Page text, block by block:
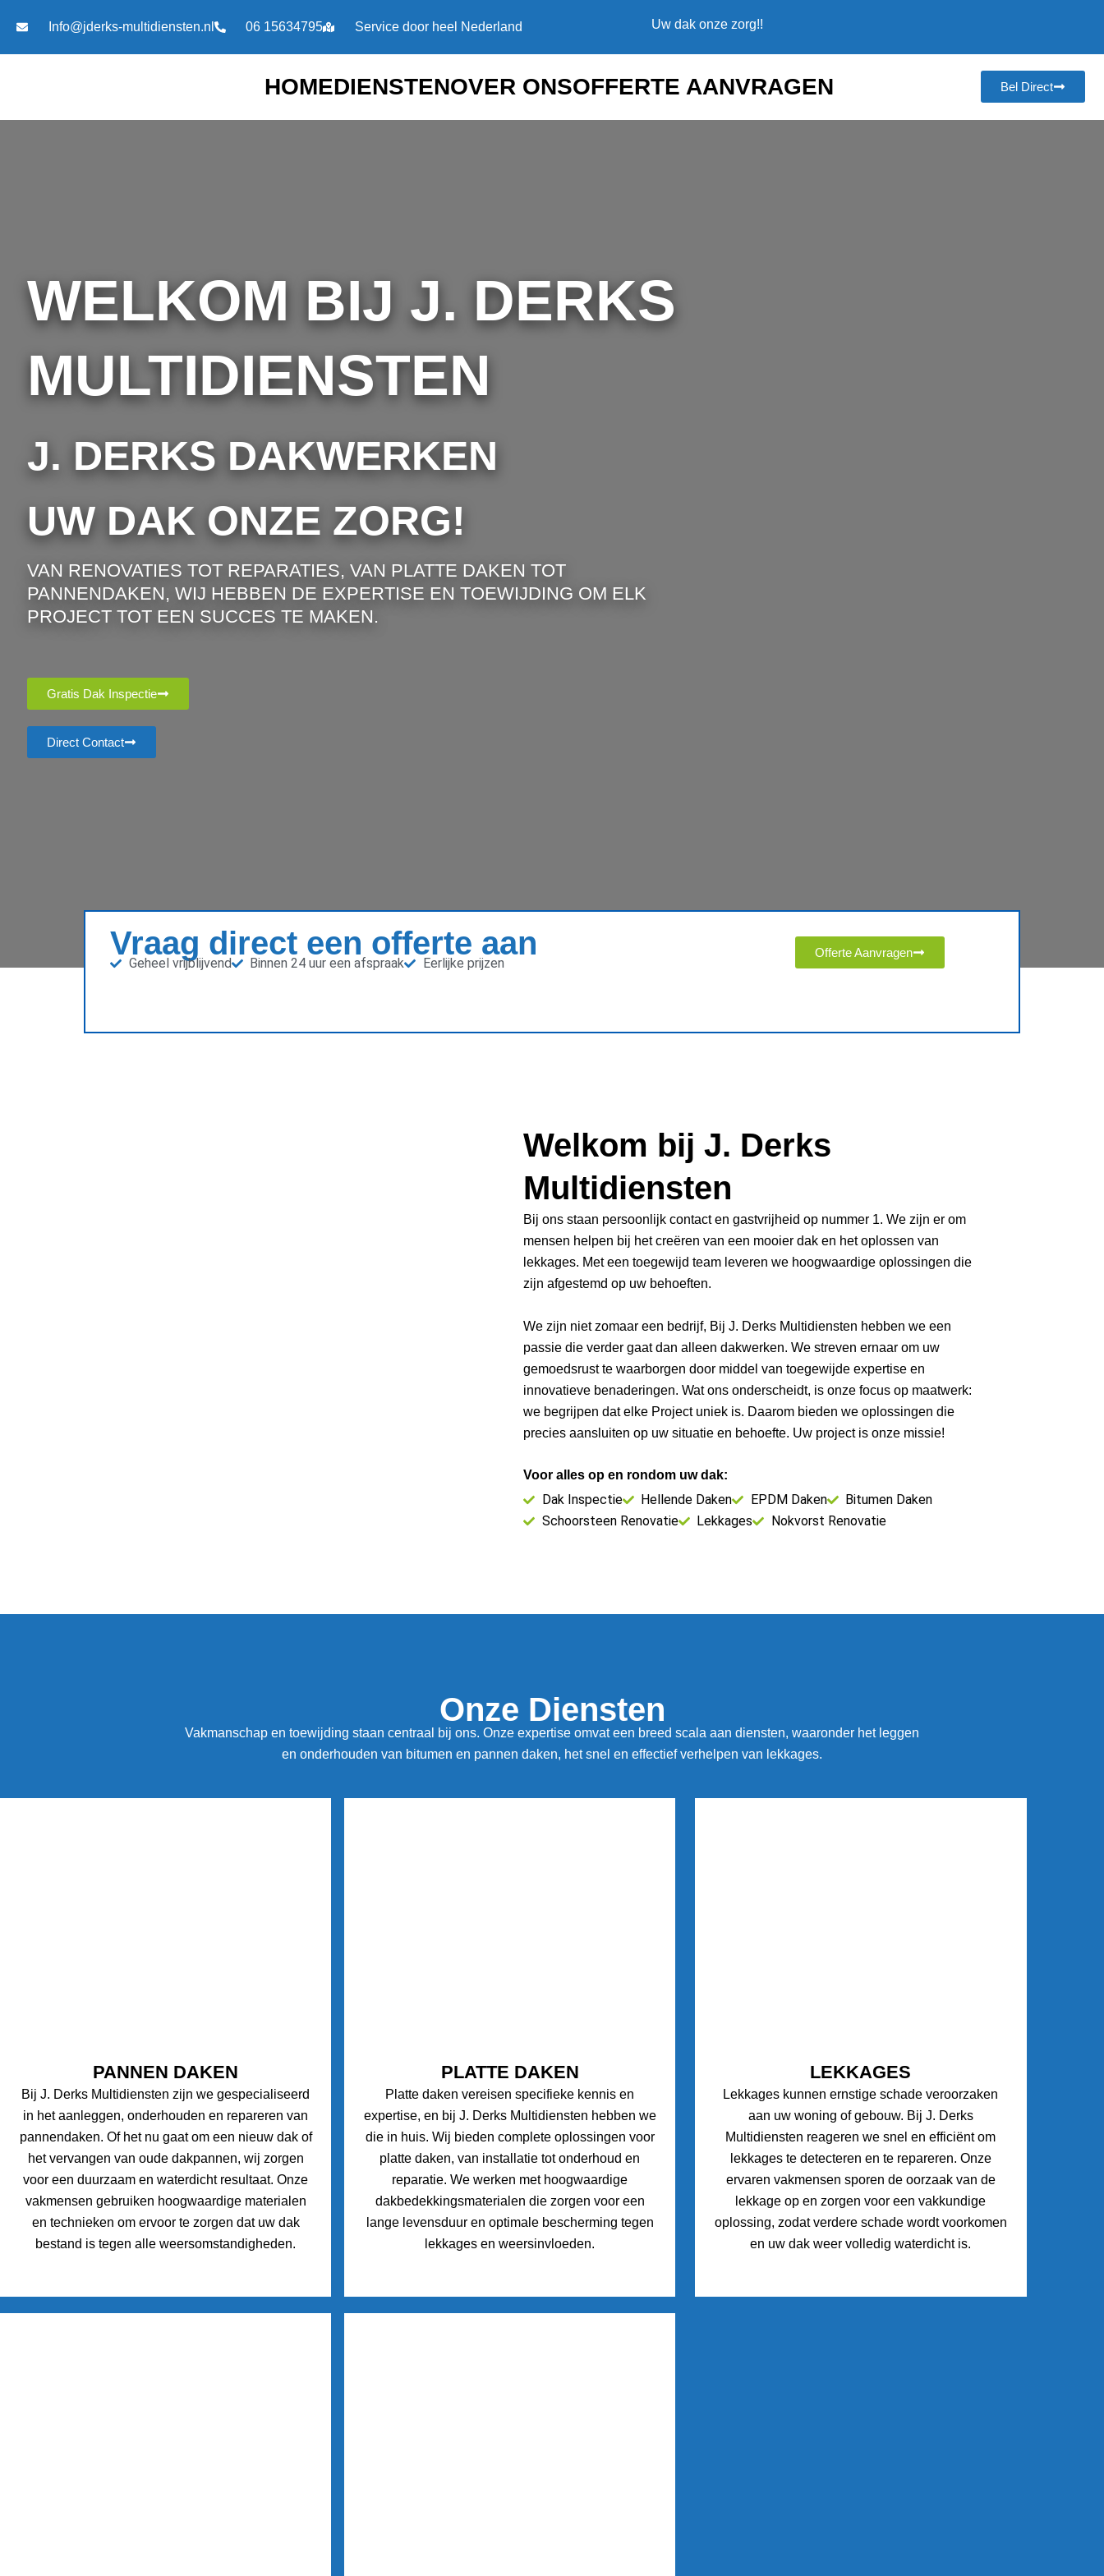
naar
de
Info@jderks-multidiensten.nl 06 15634795 Service door heel Nederland Uw dak onze zorg!!
HOMEDIENSTENOVER ONSOFFERTE AANVRAGEN Bel Direct
WELKOM BIJ J. DERKS
MULTIDIENSTEN
J. DERKS DAKWERKEN
UW DAK ONZE ZORG!
VAN RENOVATIES TOT REPARATIES, VAN PLATTE DAKEN TOT
PANNENDAKEN, WIJ HEBBEN DE EXPERTISE EN TOEWIJDING OM ELK
PROJECT TOT EEN SUCCES TE MAKEN.
Gratis Dak Inspectie
Direct Contact
Vraag direct een offerte aan
Geheel vrijblijvend Binnen 24 uur een afspraak Eerlijke prijzen
Offerte Aanvragen
Welkom bij J. Derks
Multidiensten
Bij ons staan persoonlijk contact en gastvrijheid op nummer 1. We zijn er om
mensen helpen bij het creëren van een mooier dak en het oplossen van
lekkages. Met een toegewijd team leveren we hoogwaardige oplossingen die
zijn afgestemd op uw behoeften.
We zijn niet zomaar een bedrijf, Bij J. Derks Multidiensten hebben we een
passie die verder gaat dan alleen dakwerken. We streven ernaar om uw
gemoedsrust te waarborgen door middel van toegewijde expertise en
innovatieve benaderingen. Wat ons onderscheidt, is onze focus op maatwerk:
we begrijpen dat elke Project uniek is. Daarom bieden we oplossingen die
precies aansluiten op uw situatie en behoefte. Uw project is onze missie!
Voor alles op en rondom uw dak:
Dak Inspectie Hellende Daken EPDM Daken
Bitumen Daken
Schoorsteen Renovatie
Lekkages Nokvorst Renovatie
Onze Diensten
Vakmanschap en toewijding staan centraal bij ons. Onze expertise omvat een breed scala aan diensten, waaronder het leggen
en onderhouden van bitumen en pannen daken, het snel en effectief verhelpen van lekkages.
PANNEN DAKEN
Bij J. Derks Multidiensten zijn we gespecialiseerd
in het aanleggen, onderhouden en repareren van
pannendaken. Of het nu gaat om een nieuw dak of
het vervangen van oude dakpannen, wij zorgen
voor een duurzaam en waterdicht resultaat. Onze
vakmensen gebruiken hoogwaardige materialen
en technieken om ervoor te zorgen dat uw dak
bestand is tegen alle weersomstandigheden.
PLATTE DAKEN
Platte daken vereisen specifieke kennis en
expertise, en bij J. Derks Multidiensten hebben we
die in huis. Wij bieden complete oplossingen voor
platte daken, van installatie tot onderhoud en
reparatie. We werken met hoogwaardige
dakbedekkingsmaterialen die zorgen voor een
lange levensduur en optimale bescherming tegen
lekkages en weersinvloeden.
LEKKAGES
Lekkages kunnen ernstige schade veroorzaken
aan uw woning of gebouw. Bij J. Derks
Multidiensten reageren we snel en efficiënt om
lekkages te detecteren en te repareren. Onze
ervaren vakmensen sporen de oorzaak van de
lekkage op en zorgen voor een vakkundige
oplossing, zodat verdere schade wordt voorkomen
en uw dak weer volledig waterdicht is.